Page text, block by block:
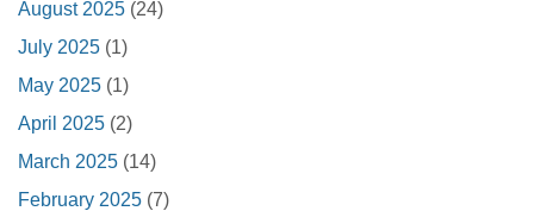
August 2025 (24)
July 2025 (1)
May 2025 (1)
April 2025 (2)
March 2025 (14)
February 2025 (7)